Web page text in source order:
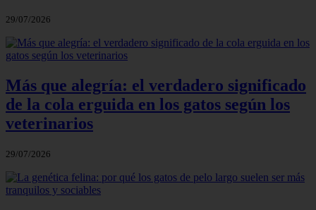
29/07/2026
Más que alegría: el verdadero significado
de la cola erguida en los gatos según los
veterinarios
29/07/2026